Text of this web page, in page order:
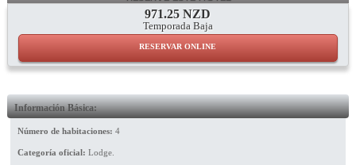
971.25 NZD
Temporada Baja
RESERVAR ONLINE
Información Básica:
Número de habitaciones: 4
Categoría oficial: Lodge.